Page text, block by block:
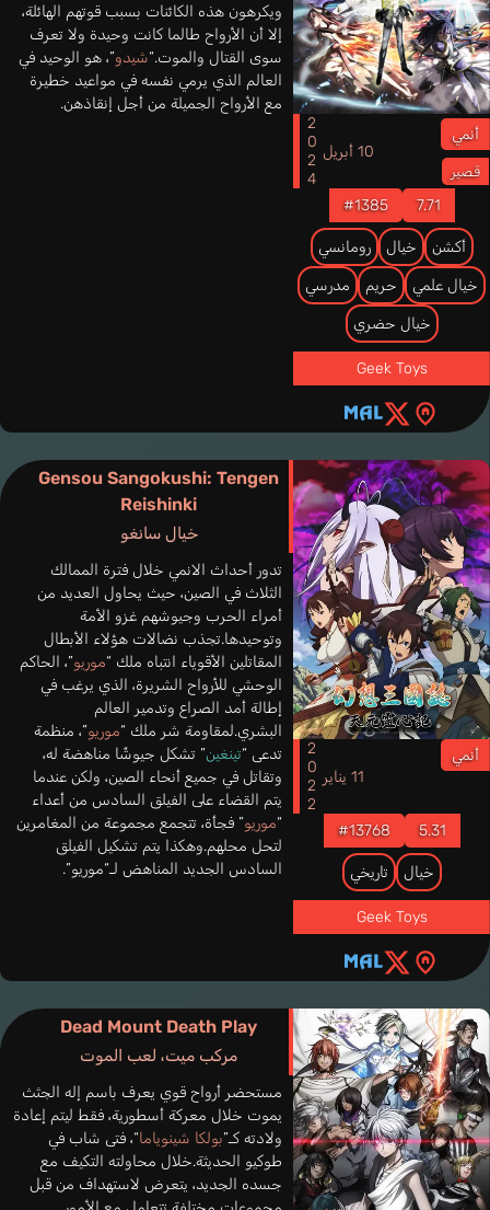
أنمي
قصير
10 أبريل 2024
7.71
#1385
أكشن خيال رومانسي
خيال علمي حريم مدرسي
خيال حضري
Geek Toys
ويكرهون هذه الكائنات بسبب قوتهم الهائلة،
إلا أن الأرواح طالما كانت وحيدة ولا تعرف
سوى القتال والموت.“شيدو”، هو الوحيد في
العالم الذي يرمي نفسه في مواعيد خطيرة
مع الأرواح الجميلة من أجل إنقاذهن.
Gensou Sangokushi: Tengen
Reishinki
خيال سانغو
أنمي
11 يناير
2022
5.31
#13768
خيال تاريخي
Geek Toys
تدور أحداث الانمي خلال فترة الممالك
الثلاث في الصين، حيث يحاول العديد من
أمراء الحرب وجيوشهم غزو الأمة
وتوحيدها.تجذب نضالات هؤلاء الأبطال
المقاتلين الأقوياء انتباه ملك “موريو”، الحاكم
الوحشي للأرواح الشريرة، الذي يرغب في
إطالة أمد الصراع وتدمير العالم
البشري.لمقاومة شر ملك “موريو”، منظمة
تدعى “تينغين” تشكل جيوشًا مناهضة له،
وتقاتل في جميع أنحاء الصين، ولكن عندما
يتم القضاء على الفيلق السادس من أعداء
“موريو” فجأة، تتجمع مجموعة من المغامرين
لتحل محلهم.وهكذا يتم تشكيل الفيلق
السادس الجديد المناهض لـ“موريو”.
Dead Mount Death Play
مركب ميت، لعب الموت
مستحضر أرواح قوي يعرف باسم إله الجثث
يموت خلال معركة أسطورية، فقط ليتم إعادة
ولادته كـ”بولكا شينوياما“، فتى شاب في
طوكيو الحديثة.خلال محاولته التكيف مع
جسده الجديد، يتعرض لاستهداف من قبل